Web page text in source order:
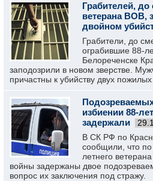
Грабителей,
ветерана ВОВ,
двойном
Грабители, до
ограбившие 88-
Белореченске
заподозрили в новом зверстве.
причастны к убийству двух
избиении 88-
задержали
В СК РФ по
сообщили, что
летнего
войны задержаны двое
вопрос их заключения под стражу.